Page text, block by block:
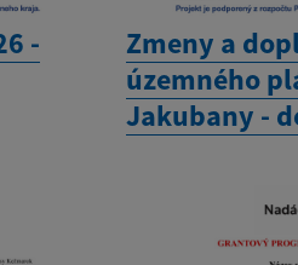
-
Zmeny a
územného
Jakubany -